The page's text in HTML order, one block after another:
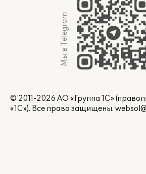
Мы в Telegram
© 2011-2026 АО «Группа 1С»
«1С»). Все права защищены.